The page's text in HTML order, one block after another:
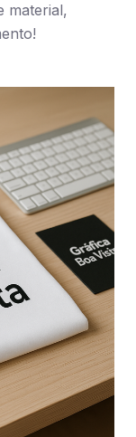
material,